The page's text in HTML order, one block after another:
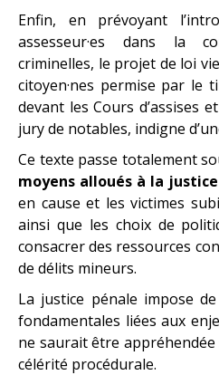
Enfin, en prévoyant
assesseur·es dans la
criminelles, le projet de loi
citoyen·nes permise par le
devant les Cours d’assises
jury de notables, indigne
Ce texte passe totalement
moyens alloués à la
en cause et les victimes
ainsi que les choix de
consacrer des ressources
de délits mineurs.
La justice pénale impose
fondamentales liées aux
ne saurait être
célérité procédurale.